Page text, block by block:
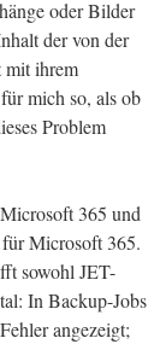
oder Bilder
der von der
mit ihrem
mich so, als ob
Problem
365 und
Microsoft 365.
sowohl JET-
In Backup-Jobs
angezeigt;